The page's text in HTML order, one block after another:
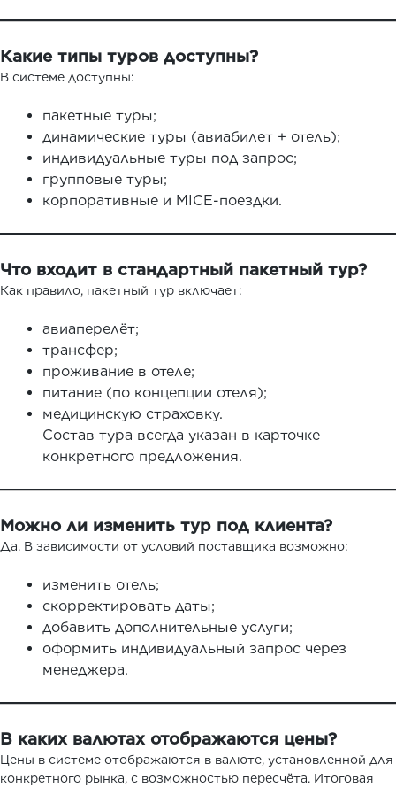
Какие типы туров доступны?
В системе доступны:
пакетные туры;
динамические туры (авиабилет + отель);
индивидуальные туры под запрос;
групповые туры;
корпоративные и MICE-поездки.
Что входит в стандартный пакетный тур?
Как правило, пакетный тур включает:
авиаперелёт;
трансфер;
проживание в отеле;
питание (по концепции отеля);
медицинскую страховку.
Состав тура всегда указан в карточке
конкретного предложения.
Можно ли изменить тур под клиента?
Да. В зависимости от условий поставщика возможно:
изменить отель;
скорректировать даты;
добавить дополнительные услуги;
оформить индивидуальный запрос через
менеджера.
В каких валютах отображаются цены?
Цены в системе отображаются в валюте, установленной для
конкретного рынка, с возможностью пересчёта. Итоговая